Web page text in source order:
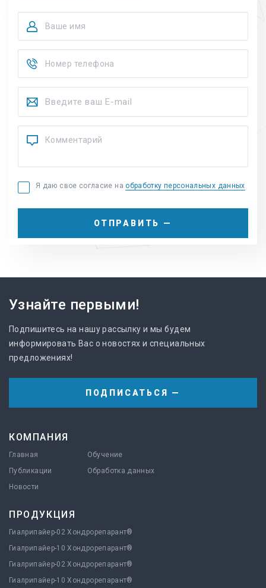
Я даю свое согласие наобработку персональных данных
ОТПРАВИТЬ —
Узнайте первыми!
Подпишитесь на нашу рассылку и мы будем
информировать Вас о новостях и специальных
предложениях!
ПОДПИСАТЬСЯ —
КОМПАНИЯ
Главная
Публикации
Новости
Обучение
Обработка данных
ПРОДУКЦИЯ
Гиалрипайер-02 Хондрорепарант®
Гиалрипайер-10 Хондрорепарант®
Гиалрипайер-02 Хондрорепарант®
Гиалрипайер-10 Хондрорепарант®